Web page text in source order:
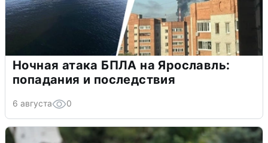
Ночная атака БПЛА на Ярославль:
попадания и последствия
6 августа 0